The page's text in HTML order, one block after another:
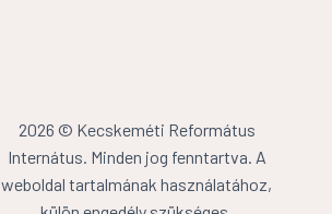
2026 © Kecskeméti Református
Internátus. Minden jog fenntartva. A
weboldal tartalmának használatához,